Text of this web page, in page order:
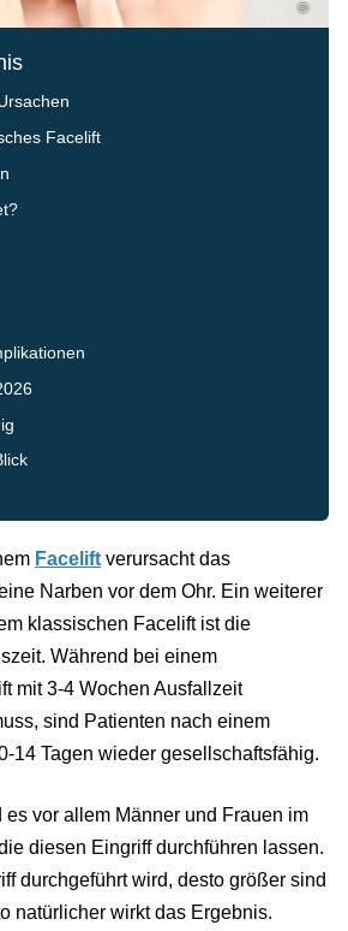
©
Facelift
Facelift verursacht das
Narben vor dem Ohr. Ein weiterer
klassischen Facelift ist die
Während bei einem
mit 3-4 Wochen Ausfallzeit
sind Patienten nach einem
14 Tagen wieder gesellschaftsfähig.
es vor allem Männer und Frauen im
diesen Eingriff durchführen lassen.
durchgeführt wird, desto größer sind
natürlicher wirkt das Ergebnis.